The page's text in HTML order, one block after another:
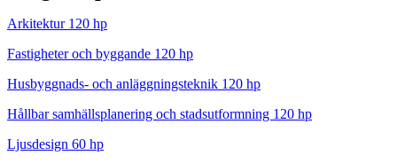
Arkitektur 120 hp
Fastigheter och byggande 120 hp
Husbyggnads- och anläggningsteknik 120 hp
Hållbar samhällsplanering och stadsutformning 120 hp
Ljusdesign 60 hp